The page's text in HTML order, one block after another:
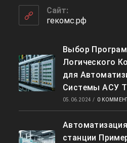
приложении
Сайт:
гекомс.рф
Выбор
Логического
для
Системы АСУ
05.06.2024 / 0
станции